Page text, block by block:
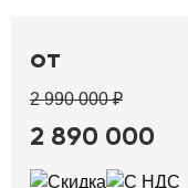
от
2 990 000 ₽
2 890 000